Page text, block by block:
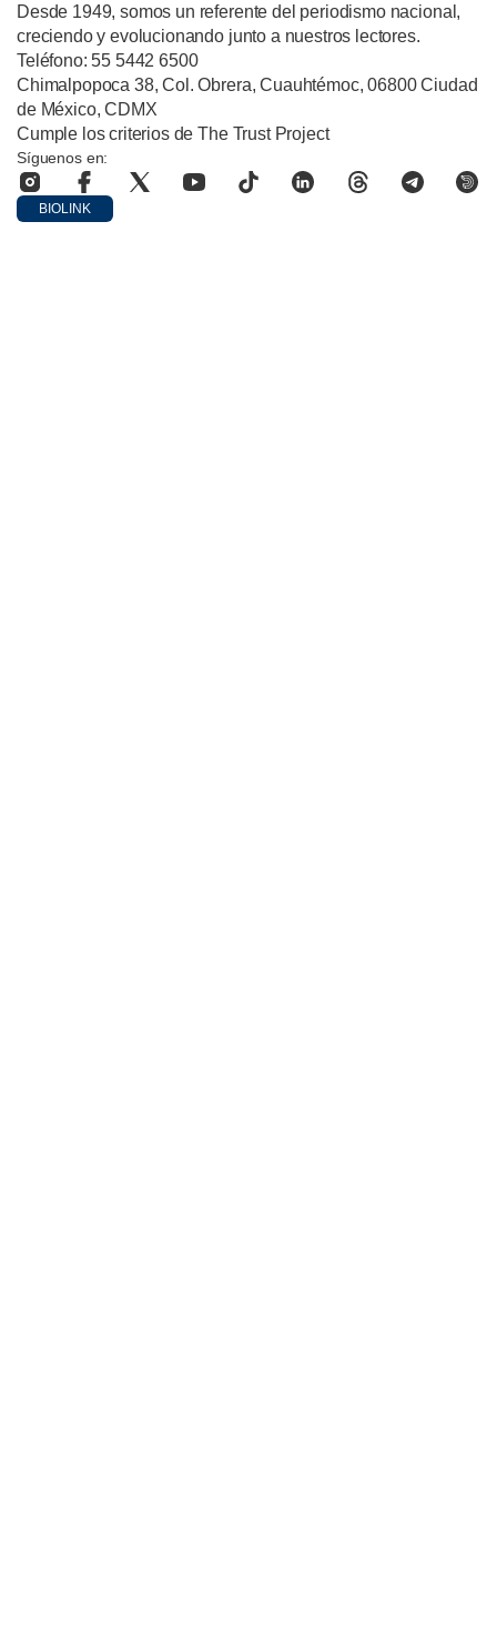
Desde 1949, somos un referente del periodismo nacional,
creciendo y evolucionando junto a nuestros lectores.
Teléfono: 55 5442 6500
Chimalpopoca 38, Col. Obrera, Cuauhtémoc, 06800 Ciudad
de México, CDMX
Cumple los criterios de The Trust Project
Síguenos en:
BIOLINK